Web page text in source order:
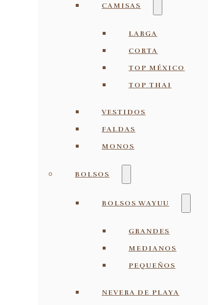
CAMISAS
LARGA
CORTA
TOP MÉXICO
TOP THAI
VESTIDOS
FALDAS
MONOS
BOLSOS
BOLSOS WAYUU
GRANDES
MEDIANOS
PEQUEÑOS
NEVERA DE PLAYA